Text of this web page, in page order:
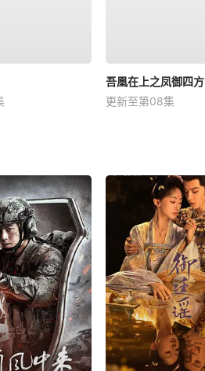
吾凰在上之凤御四方
更新至第08集